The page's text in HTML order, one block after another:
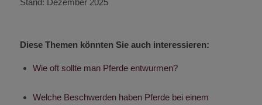
Diese Themen könnten Sie auch interessieren:
Wie oft sollte man Pferde entwurmen?
Welche Beschwerden haben Pferde bei einem